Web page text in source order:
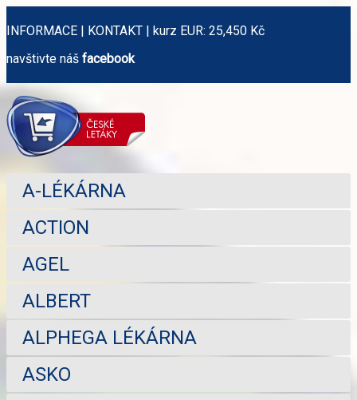
INFORMACE | KONTAKT | kurz EUR: 25,450 Kč
navštivte náš facebook
A-LÉKÁRNA
ACTION
AGEL
ALBERT
ALPHEGA LÉKÁRNA
ASKO